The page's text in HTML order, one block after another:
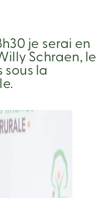
je serai en
Schraen, le
la